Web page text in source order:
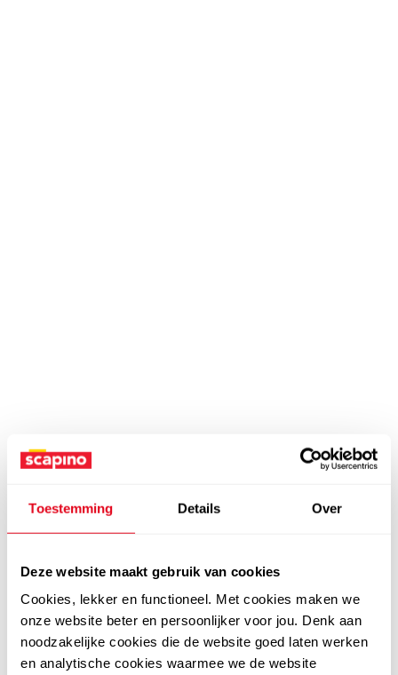
Toestemming Details Over
Deze website maakt gebruik van cookies
Cookies, lekker en functioneel. Met cookies maken we
onze website beter en persoonlijker voor jou. Denk aan
noodzakelijke cookies die de website goed laten werken
en analytische cookies waarmee we de website